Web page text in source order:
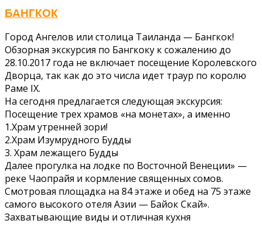
БАНГКОК
Город Ангелов или столица Таиланда — Бангкок!
Обзорная экскурсия по Бангкоку к сожалению до
28.10.2017 года не включает посещение Королевского
Дворца, так как до это числа идет траур по королю
Раме IX.
На сегодня предлагается следующая экскурсия:
Посещение трех храмов «на монетах», а именно
1.Храм утренней зори!
2.Храм Изумрудного Будды
3. Храм лежащего Будды
Далее прогулка на лодке по Восточной Венеции» —
реке Чаопрайя и кормление священных сомов.
Смотровая площадка на 84 этаже и обед на 75 этаже
самого высокого отеля Азии — Байок Скай».
Захватывающие виды и отличная кухня